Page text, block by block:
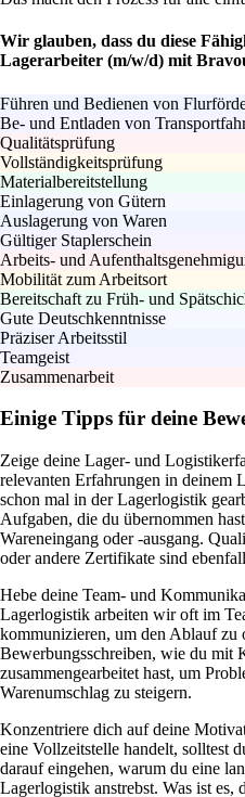
Wir glauben, dass du diese
Lagerarbeiter (m/w/d) mit
Führen und Bedienen von
Be- und Entladen von
Qualitätsprüfung
Vollständigkeitsprüfung
Materialbereitstellung
Einlagerung von Gütern
Auslagerung von Waren
Gültiger Staplerschein
Arbeits- und
Mobilität zum Arbeitsort
Bereitschaft zu Früh- und
Gute Deutschkenntnisse
Präziser Arbeitsstil
Teamgeist
Zusammenarbeit
Einige Tipps für deine
Zeige deine Lager- und
relevanten Erfahrungen in deinem
schon mal in der Lagerlogistik
Aufgaben, die du übernommen
Wareneingang oder -ausgang.
oder andere Zertifikate sind
Hebe deine Team- und
Lagerlogistik arbeiten wir oft im
kommunizieren, um den Ablauf zu
Bewerbungsschreiben, wie du mit
zusammengearbeitet hast, um
Warenumschlag zu steigern.
Konzentriere dich auf deine
eine Vollzeitstelle handelt, solltest
darauf eingehen, warum du eine
Lagerlogistik anstrebst. Was ist es,